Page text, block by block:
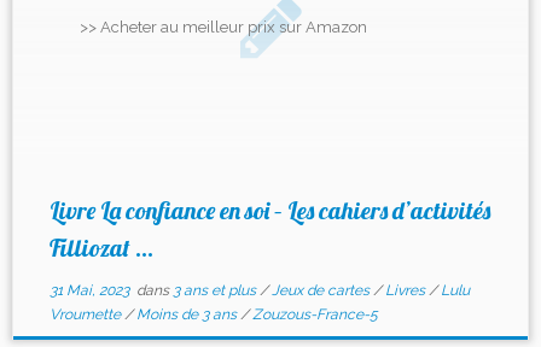
>> Acheter au meilleur prix sur Amazon
Livre La confiance en soi – Les cahiers d’activités
Filliozat ...
31 Mai, 2023dans 3 ans et plus/Jeux de cartes/Livres/Lulu
Vroumette/Moins de 3 ans/Zouzous-France-5